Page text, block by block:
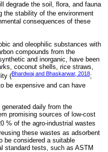
degrade the soil, flora, and fauna
the stability of the environment
consequences of these
and oleophilic substances with
compounds from the
and inorganic, have been
coconut shells, rice straws,
(Bhardwaj and Bhaskarwar, 2018;
be expensive and can have
daily from the
promising sources of low-cost
% of the agro-industrial wastes
these wastes as adsorbent
be considered a suitable
standard tests, such as ASTM